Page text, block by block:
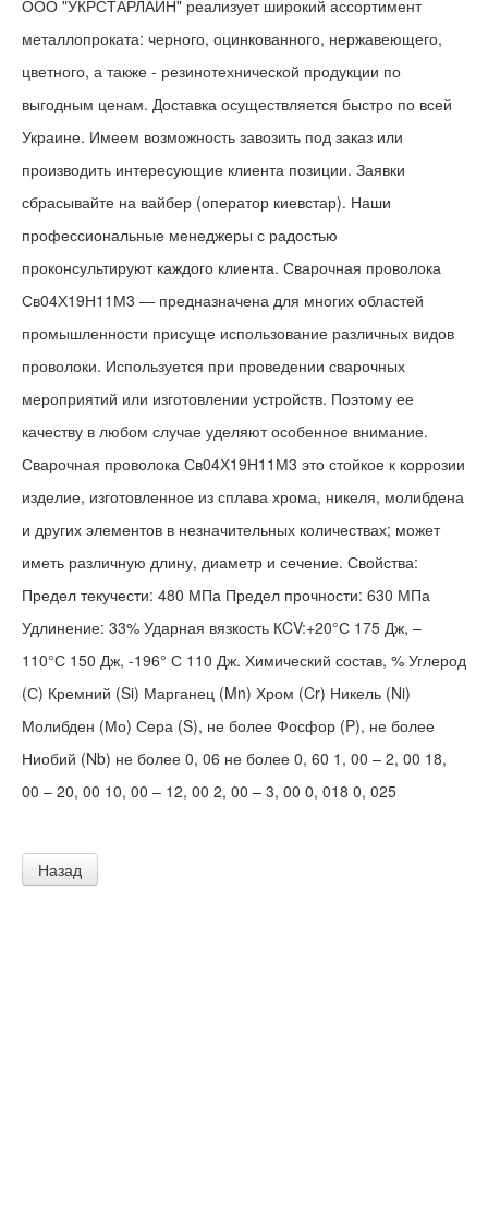
ООО "УКРСТАРЛАЙН" реализует широкий ассортимент
металлопроката: черного, оцинкованного, нержавеющего,
цветного, а также - резинотехнической продукции по
выгодным ценам. Доставка осуществляется быстро по всей
Украине. Имеем возможность завозить под заказ или
производить интересующие клиента позиции. Заявки
сбрасывайте на вайбер (оператор киевстар). Наши
профессиональные менеджеры с радостью
проконсультируют каждого клиента. Сварочная проволока
Св04Х19Н11М3 — предназначена для многих областей
промышленности присуще использование различных видов
проволоки. Используется при проведении сварочных
мероприятий или изготовлении устройств. Поэтому ее
качеству в любом случае уделяют особенное внимание.
Сварочная проволока Св04Х19Н11М3 это стойкое к коррозии
изделие, изготовленное из сплава хрома, никеля, молибдена
и других элементов в незначительных количествах; может
иметь различную длину, диаметр и сечение. Свойства:
Предел текучести: 480 МПа Предел прочности: 630 МПа
Удлинение: 33% Ударная вязкость КCV:+20°С 175 Дж, –
110°С 150 Дж, -196° С 110 Дж. Химический состав, % Углерод
(С) Кремний (Si) Марганец (Mn) Хром (Cr) Никель (Ni)
Молибден (Мо) Сера (S), не более Фосфор (P), не более
Ниобий (Nb) не более 0, 06 не более 0, 60 1, 00 – 2, 00 18,
00 – 20, 00 10, 00 – 12, 00 2, 00 – 3, 00 0, 018 0, 025
Назад